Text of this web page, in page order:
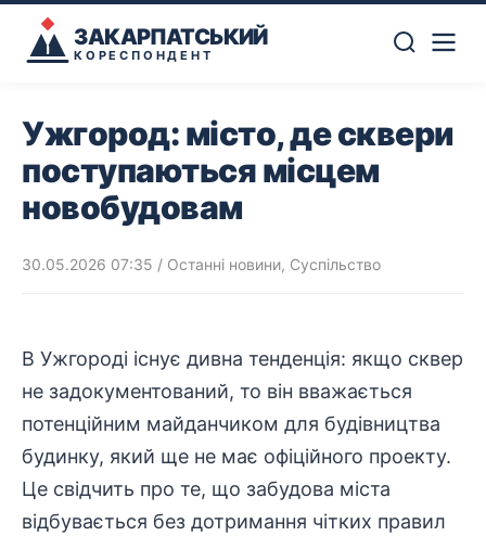
ЗАКАРПАТСЬКИЙ
КОРЕСПОНДЕНТ
Ужгород: місто, де сквери
поступаються місцем
новобудовам
30.05.2026 07:35 / Останні новини, Суспільство
В Ужгороді існує дивна тенденція: якщо сквер
не задокументований, то він вважається
потенційним майданчиком для будівництва
будинку, який ще не має офіційного проекту.
Це свідчить про те, що забудова міста
відбувається без дотримання чітких правил